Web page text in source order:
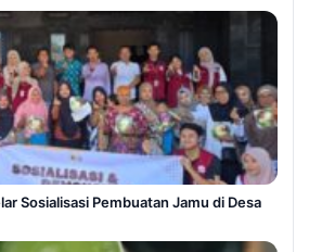
Sosialisasi Pembuatan Jamu di Desa